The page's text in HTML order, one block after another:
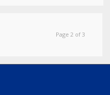
Page 2 of 3